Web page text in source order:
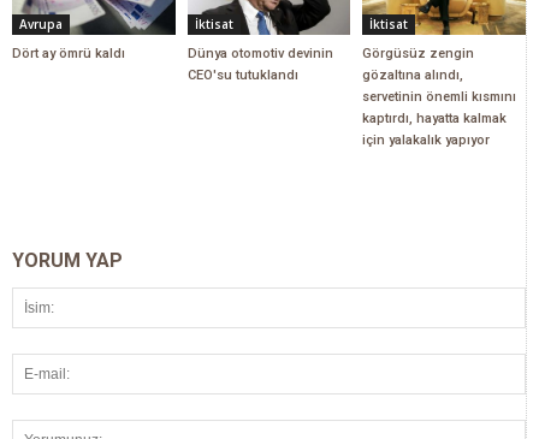
Avrupa
Dört ay ömrü kaldı
İktisat
Dünya otomotiv devinin
CEO'su tutuklandı
İktisat
Görgüsüz zengin
gözaltına alındı,
servetinin önemli kısmını
kaptırdı, hayatta kalmak
için yalakalık yapıyor
YORUM YAP